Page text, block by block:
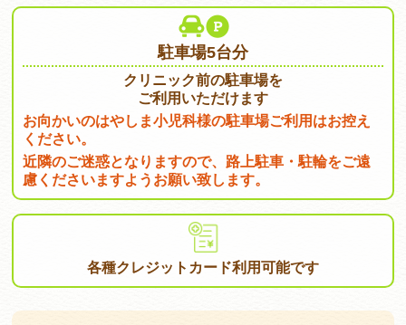
駐車場5台分
クリニック前の駐車場を
ご利用いただけます
お向かいのはやしま小児科様の駐車場ご利用はお控え
ください。
近隣のご迷惑となりますので、路上駐車・駐輪をご遠
慮くださいますようお願い致します。
各種クレジットカード利用可能です